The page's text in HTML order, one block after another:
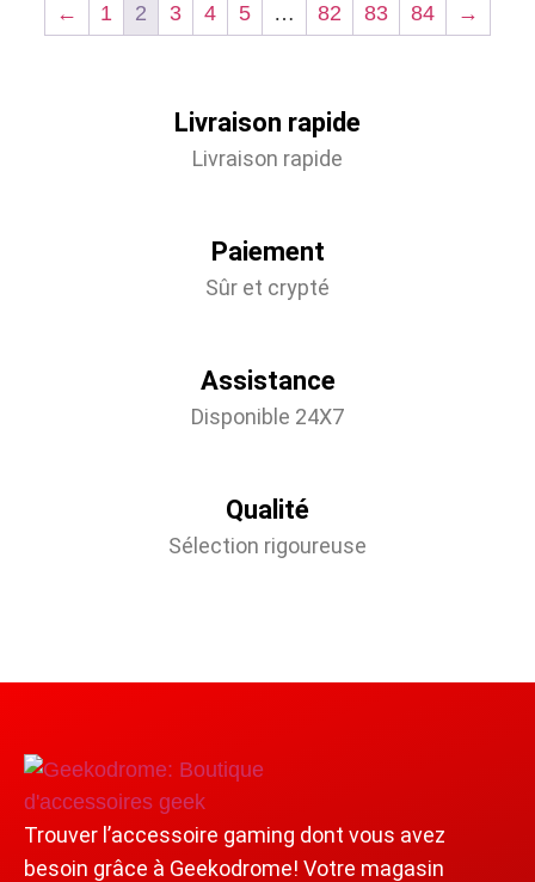
← 1 2 3 4 5 … 82 83 84 →
Livraison rapide
Livraison rapide
Paiement
Sûr et crypté
Assistance
Disponible 24X7
Qualité
Sélection rigoureuse
Trouver l’accessoire gaming dont vous avez
besoin grâce à Geekodrome! Votre magasin